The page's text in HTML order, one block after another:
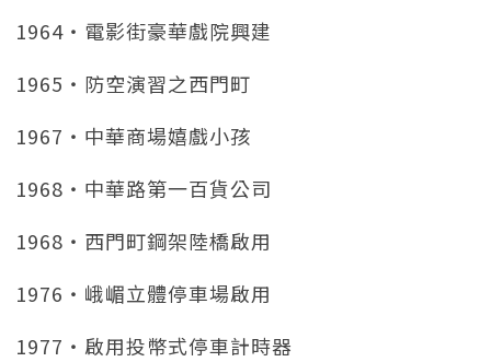
1964‧電影街豪華戲院興建
1965‧防空演習之西門町
1967‧中華商場嬉戲小孩
1968‧中華路第一百貨公司
1968‧西門町鋼架陸橋啟用
1976‧峨嵋立體停車場啟用
1977‧啟用投幣式停車計時器